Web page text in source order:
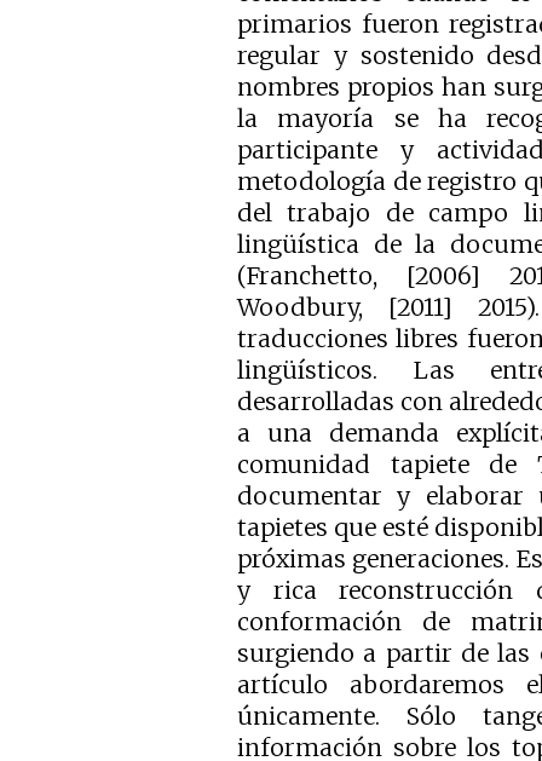
primarios fueron
regular y sostenido
nombres propios han
la mayoría se ha
participante y
metodología de registro
del trabajo de campo
lingüística de la
(Franchetto, [2006]
Woodbury, [2011]
traducciones libres
lingüísticos. Las
desarrolladas con
a una demanda
comunidad tapiete de
documentar y elaborar
tapietes que esté
próximas generaciones.
y rica reconstrucción
conformación de
surgiendo a partir de las
artículo abordaremos
únicamente. Sólo
información sobre los